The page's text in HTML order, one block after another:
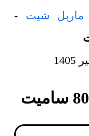
ماربل شیت -